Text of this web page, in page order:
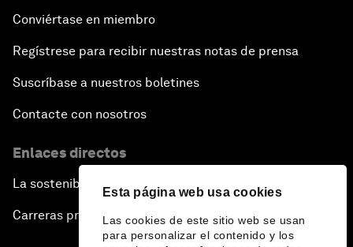
Esta página web usa cookies
Las cookies de este sitio web se usan
para personalizar el contenido y los
Conviértase en miembro
Regístrese para recibir nuestras notas de prensa
Suscríbase a nuestros boletines
Contacte con nosotros
Enlaces directos
La sostenibilidad en el Foro
Carreras profesionales